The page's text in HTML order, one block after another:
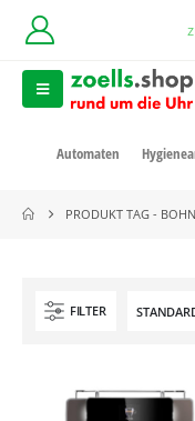
Automaten
PRODUKT TAG -
FILTER